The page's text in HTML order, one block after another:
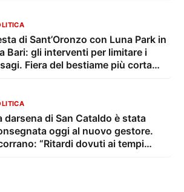
di Sant’Oronzo con Luna Park in
Bari: gli interventi per limitare i
Fiera del bestiame più corta
darsena di San Cataldo è stata
oggi al nuovo gestore.
“Ritardi dovuti ai tempi